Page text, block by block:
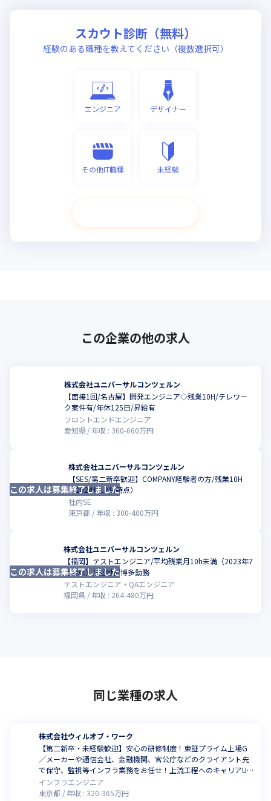
スカウト診断（無料）
経験のある職種を教えてください（複数選択可）
エンジニア デザイナー
その他IT職種 未経験
この企業の他の求人
株式会社ユニバーサルコンツェルン
【面接1回/名古屋】開発エンジニア◇残業10H/テレワー
ク案件有/年休125日/昇給有
フロントエンドエンジニア
愛知県
年収 : 360-660万円
株式会社ユニバーサルコンツェルン
【SES/第二新卒歓迎】COMPANY経験者の方/残業10H
（2024年12月時点）
社内SE
東京都
年収 : 300-400万円
この求人は募集終了しました
株式会社ユニバーサルコンツェルン
【福岡】テストエンジニア/平均残業月10h未満（2023年7
月時点）/転勤無/博多勤務
テストエンジニア・QAエンジニア
福岡県
年収 : 264-480万円
この求人は募集終了しました
同じ業種の求人
株式会社ウィルオブ・ワーク
【第二新卒・未経験歓迎】安心の研修制度！東証プライム上場G
／メーカーや通信会社、金融機関、官公庁などのクライアント先
で保守、監視等インフラ業務をお任せ！上流工程へのキャリアUP
事例あり
インフラエンジニア
東京都
年収 : 320-365万円